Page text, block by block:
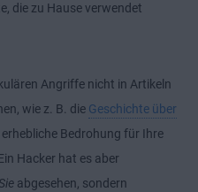
die zu Hause verwendet
Angriffe nicht in Artikeln
wie z. B. die Geschichte über
erhebliche Bedrohung für Ihre
Hacker hat es aber
abgesehen, sondern